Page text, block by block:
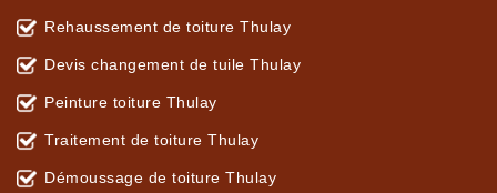
Rehaussement de toiture Thulay
Devis changement de tuile Thulay
Peinture toiture Thulay
Traitement de toiture Thulay
Démoussage de toiture Thulay